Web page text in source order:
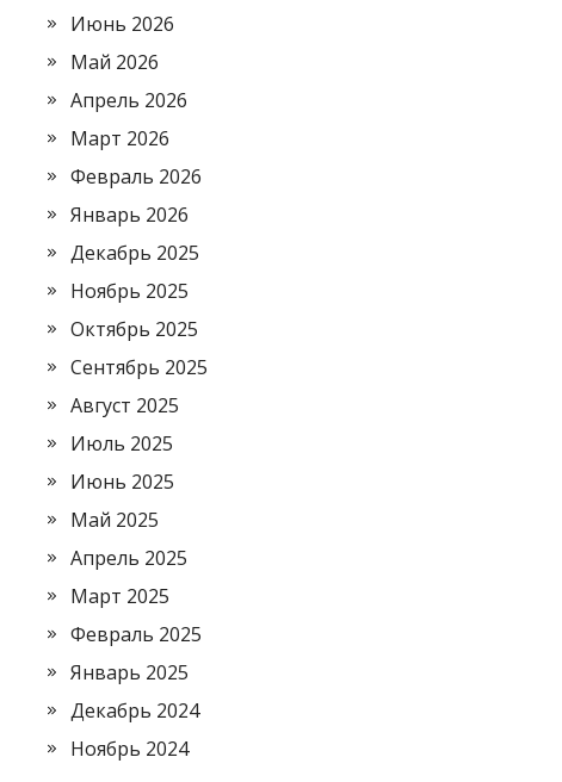
Июнь 2026
Май 2026
Апрель 2026
Март 2026
Февраль 2026
Январь 2026
Декабрь 2025
Ноябрь 2025
Октябрь 2025
Сентябрь 2025
Август 2025
Июль 2025
Июнь 2025
Май 2025
Апрель 2025
Март 2025
Февраль 2025
Январь 2025
Декабрь 2024
Ноябрь 2024